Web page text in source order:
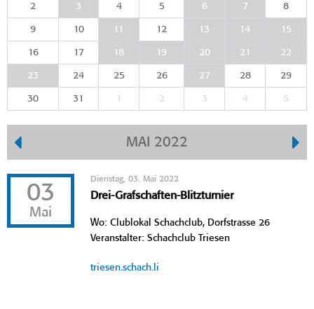
2 3 4 5 6 7 8
9 10 11 12 13 14 15
16 17 18 19 20 21 22
23 24 25 26 27 28 29
30 31 1 2 3 4 5
MAI 2022
03
Mai
Dienstag, 03. Mai 2022
Drei-Grafschaften-Blitzturnier
Wo: Clublokal Schachclub, Dorfstrasse 26
Veranstalter: Schachclub Triesen
triesen.schach.li